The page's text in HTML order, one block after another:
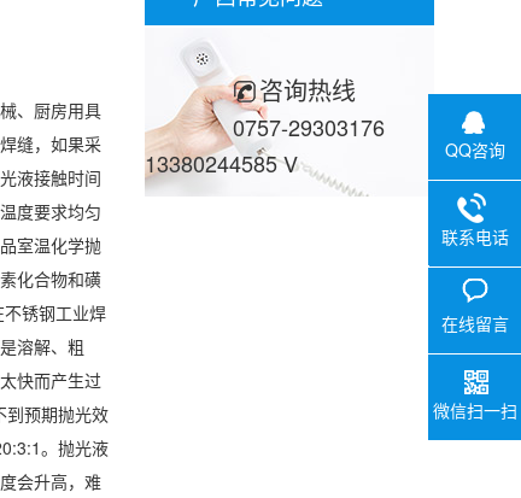
咨询热线
0757-29303176
13380244585 V
、厨房用具
缝，如果采
液接触时间
度要求均匀
室温化学抛
化合物和磺
锈钢工业焊
溶解、粗
快而产生过
到预期抛光效
。抛光液
会升高，难
QQ咨询
联系电话
0757-
在线留言
微信扫一扫